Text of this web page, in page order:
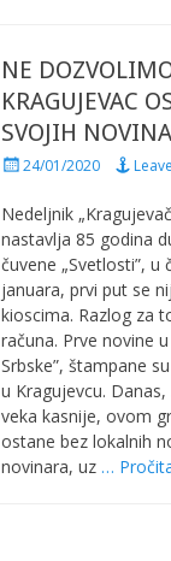
NE
KRAGUJEVAC
SVOJIH
P
s
e
d
o
n
24/01/2020
Nedeljnik
nastavlja 85 godina
čuvene „Svetlosti”, u
januara, prvi put se
kioscima. Razlog za
računa. Prve novine
Srbske”, štampane
u Kragujevcu.
veka kasnije, ovom
ostane bez lokalnih
novinara, uz …